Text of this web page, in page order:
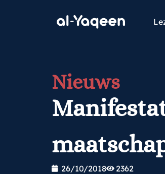
Nieuws
26/10/2018 2362